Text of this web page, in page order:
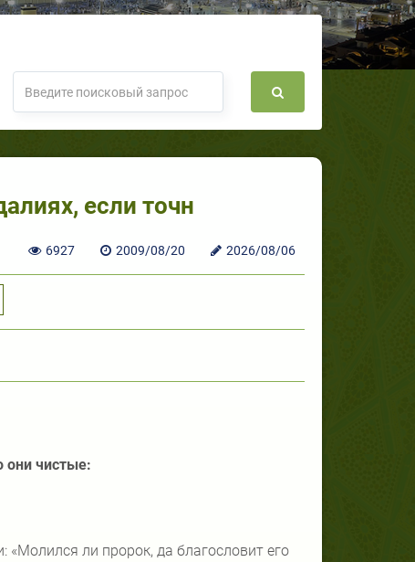
если точн
6927 2009/08/20 2026/08/06
они чистые:
ли пророк, да благословит его